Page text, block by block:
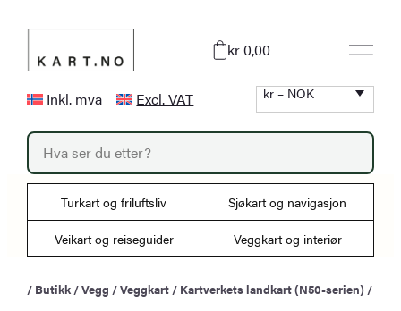
innhold
kr 0,00
Inkl. mva Excl. VAT kr – NOK
P
o
d
t
r
Turkart og friluftsliv Sjøkart og navigasjon
Veikart og reiseguider Veggkart og interiør
/ Butikk /Vegg /Veggkart / Kartverkets landkart (N50-serien) /